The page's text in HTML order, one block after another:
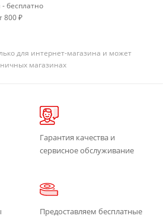
бесплатно
800 ₽
для интернет-магазина и может
магазинах
Гарантия качества и
сервисное обслуживание
Предоставляем бесплатные